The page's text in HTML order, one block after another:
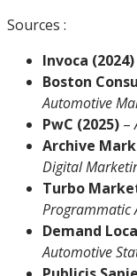
Sources :
Invoca (2024)
Boston
Automotive
PwC (2025) –
Archive
Digital
Turbo
Programmatic
Demand
Automotive